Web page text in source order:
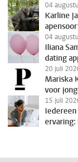
04
Karline
04
Iliana
dating
20 juli
Mariska
voor
15 juli
ervaring: